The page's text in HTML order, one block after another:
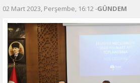
02 Mart 2023, Perşembe, 16:12 -GÜNDEM